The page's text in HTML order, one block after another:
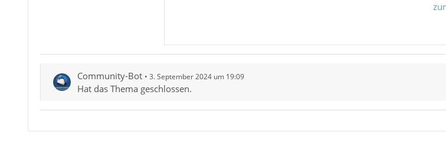
Community-Bot 3. September 2024 um 19:09
Hat das Thema geschlossen.